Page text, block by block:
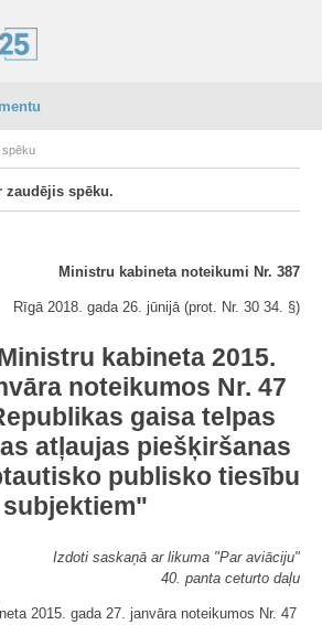
spēku
zaudējis spēku.
Ministru kabineta noteikumi Nr. 387
Rīgā 2018. gada 26. jūnijā (prot. Nr. 30 34. §)
kabineta 2015.
noteikumos Nr. 47
gaisa telpas
atļaujas piešķiršanas
publisko tiesību
subjektiem"
Izdoti saskaņā ar likuma "Par aviāciju"
40. panta ceturto daļu
2015. gada 27. janvāra noteikumos Nr. 47